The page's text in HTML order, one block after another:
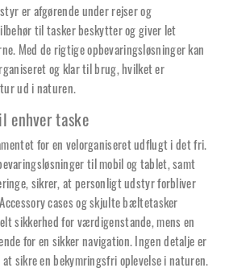
er afgørende under rejser og
til tasker beskytter og giver let
Med de rigtige opbevaringsløsninger kan
og klar til brug, hvilket er
ud i naturen.
enhver taske
for en velorganiseret udflugt i det fri.
til mobil og tablet, samt
sikrer, at personligt udstyr forbliver
cases og skjulte bæltetasker
sikkerhed for værdigenstande, mens en
for en sikker navigation. Ingen detalje er
sikre en bekymringsfri oplevelse i naturen.